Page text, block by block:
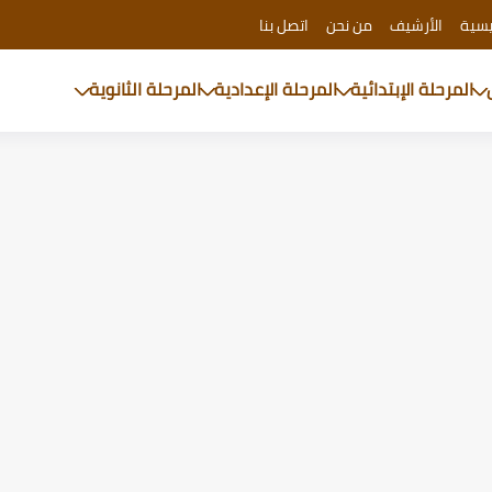
الأرشيف من نحن اتصل بنا
المرحلة الإبتدائية المرحلة الإعدادية المرحلة الثانوية